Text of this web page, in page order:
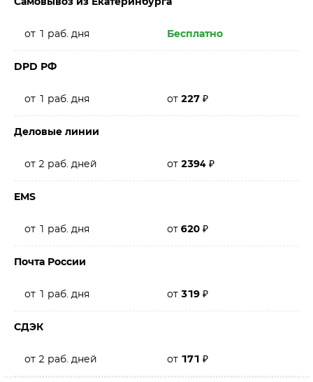
Самовывоз из Екатеринбурга
от 1 раб. дня Бесплатно
DPD РФ
от 1 раб. дня от 227 ₽
Деловые линии
от 2 раб. дней от 2394 ₽
EMS
от 1 раб. дня от 620 ₽
Почта России
от 1 раб. дня от 319 ₽
СДЭК
от 2 раб. дней от 171 ₽